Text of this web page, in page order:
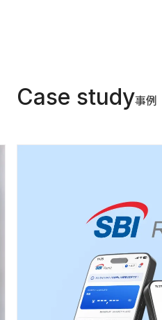
Case study事例